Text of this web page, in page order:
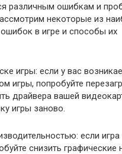
различным ошибкам и
некоторые из
в игре и способы их
игры: если у вас
игры, попробуйте
драйвера вашей
игры заново.
если
снизить графические